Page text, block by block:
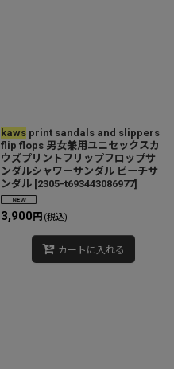
kaws print sandals and slippers
flip flops 男女兼用ユニセックスカ
ウズプリントフリップフロップサ
ンダルシャワーサンダル ビーチサ
ンダル [2305-t693443086977]
3,900 円 (税込)
カートに入れる